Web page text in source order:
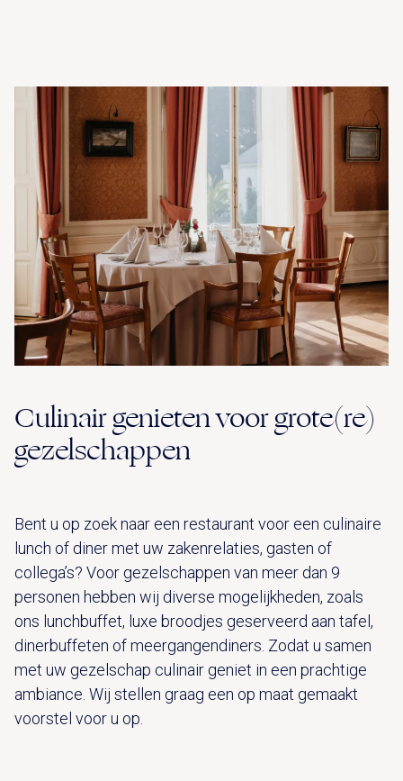
Culinair genieten voor grote(re)
gezelschappen
Bent u op zoek naar een restaurant voor een culinaire
lunch of diner met uw zakenrelaties, gasten of
collega’s? Voor gezelschappen van meer dan 9
personen hebben wij diverse mogelijkheden, zoals
ons lunchbuffet, luxe broodjes geserveerd aan tafel,
dinerbuffeten of meergangendiners. Zodat u samen
met uw gezelschap culinair geniet in een prachtige
ambiance. Wij stellen graag een op maat gemaakt
voorstel voor u op.